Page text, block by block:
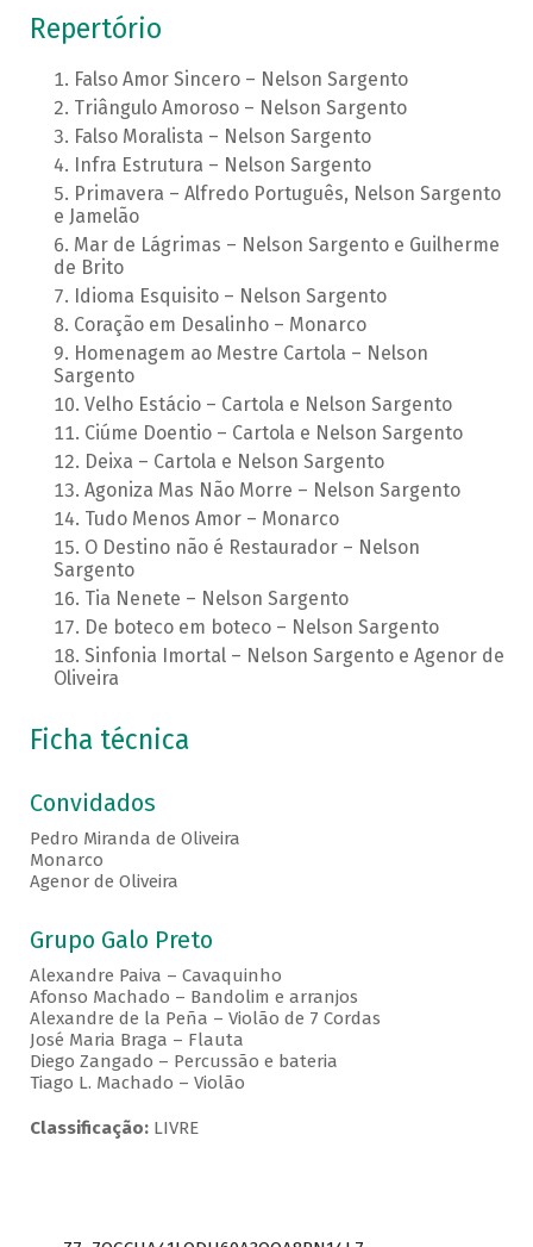
Repertório
Falso Amor Sincero – Nelson Sargento
Triângulo Amoroso – Nelson Sargento
Falso Moralista – Nelson Sargento
Infra Estrutura – Nelson Sargento
Primavera – Alfredo Português, Nelson Sargento
e Jamelão
Mar de Lágrimas – Nelson Sargento e Guilherme
de Brito
Idioma Esquisito – Nelson Sargento
Coração em Desalinho – Monarco
Homenagem ao Mestre Cartola – Nelson
Sargento
Velho Estácio – Cartola e Nelson Sargento
Ciúme Doentio – Cartola e Nelson Sargento
Deixa – Cartola e Nelson Sargento
Agoniza Mas Não Morre – Nelson Sargento
Tudo Menos Amor – Monarco
O Destino não é Restaurador – Nelson
Sargento
Tia Nenete – Nelson Sargento
De boteco em boteco – Nelson Sargento
Sinfonia Imortal – Nelson Sargento e Agenor de
Oliveira
Ficha técnica
Convidados
Pedro Miranda de Oliveira
Monarco
Agenor de Oliveira
Grupo Galo Preto
Alexandre Paiva – Cavaquinho
Afonso Machado – Bandolim e arranjos
Alexandre de la Peña – Violão de 7 Cordas
José Maria Braga – Flauta
Diego Zangado – Percussão e bateria
Tiago L. Machado – Violão
Classificação:LIVRE